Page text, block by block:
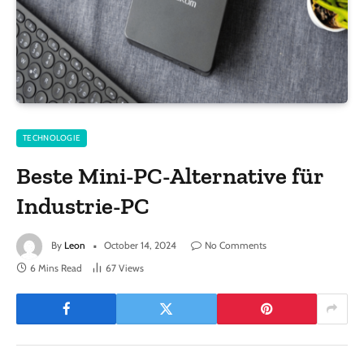
TECHNOLOGIE
Beste Mini-PC-Alternative für
Industrie-PC
By Leon October 14, 2024
No Comments
6 Mins Read
67 Views